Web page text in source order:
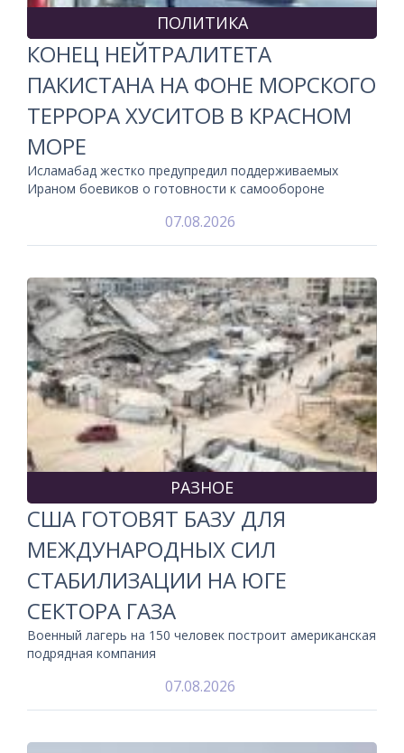
ПОЛИТИКА
КОНЕЦ НЕЙТРАЛИТЕТА
ПАКИСТАНА НА ФОНЕ МОРСКОГО
ТЕРРОРА ХУСИТОВ В КРАСНОМ
МОРЕ
Исламабад жестко предупредил поддерживаемых
Ираном боевиков о готовности к самообороне
07.08.2026
РАЗНОЕ
США ГОТОВЯТ БАЗУ ДЛЯ
МЕЖДУНАРОДНЫХ СИЛ
СТАБИЛИЗАЦИИ НА ЮГЕ
СЕКТОРА ГАЗА
Военный лагерь на 150 человек построит американская
подрядная компания
07.08.2026